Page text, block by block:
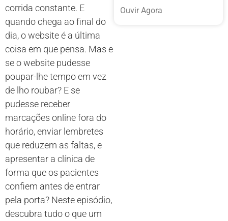
corrida constante. E
quando chega ao final do
dia, o website é a última
coisa em que pensa. Mas e
se o website pudesse
poupar-lhe tempo em vez
de lho roubar? E se
pudesse receber
marcações online fora do
horário, enviar lembretes
que reduzem as faltas, e
apresentar a clínica de
forma que os pacientes
confiem antes de entrar
pela porta? Neste episódio,
descubra tudo o que um
Ouvir Agora